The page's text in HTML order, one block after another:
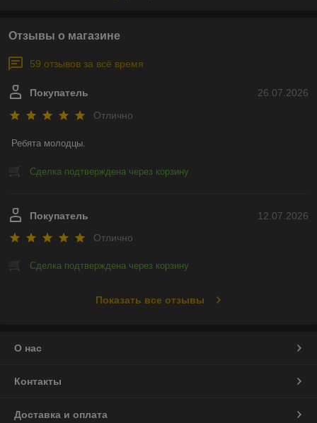
Отзывы о магазине
59 отзывов за всё время
26.07.2026
Покупатель
Отлично
Ребята молодцы.
Сделка подтверждена через корзину
12.07.2026
Покупатель
Отлично
Сделка подтверждена через корзину
Показать все отзывы
О нас
Контакты
Доставка и оплата